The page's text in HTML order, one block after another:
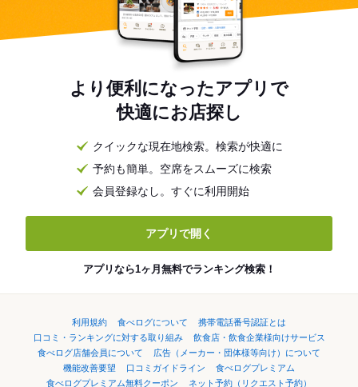
より便利になったアプリで
快適にお店探し
クイックな現在地検索。検索が快適に
予約も簡単。空席をスムーズに検索
会員登録なし。すぐに利用開始
アプリで開く
アプリなら1ヶ月無料でランキング検索！
利用規約 食べログについて
携帯電話番号認証とは
口コミ・ランキングに対する取り組み
飲食店・飲食企業様向けサービス
食べログ店舗会員について
広告（メーカー・団体様等向け）について
機能改善要望
口コミガイドライン
食べログプレミアム
食べログプレミアム無料クーポン
ネット予約（リクエスト予約）